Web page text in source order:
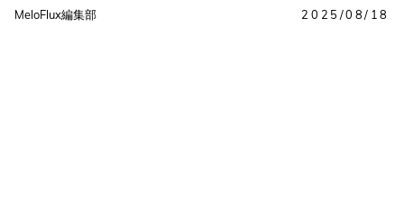
MeloFlux編集部 2025/08/18